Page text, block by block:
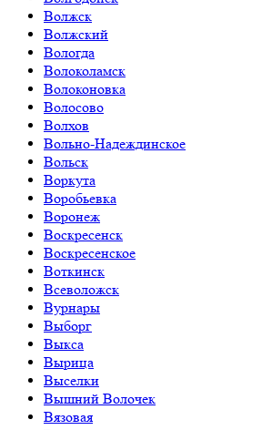
Волжск
Волжский
Вологда
Волоколамск
Волоконовка
Волосово
Волхов
Вольно-Надеждинское
Вольск
Воркута
Воробьевка
Воронеж
Воскресенск
Воскресенское
Воткинск
Всеволожск
Вурнары
Выборг
Выкса
Вырица
Выселки
Вышний Волочек
Вязовая